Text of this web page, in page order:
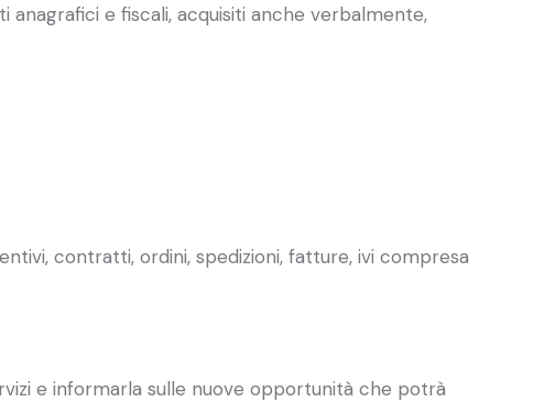
anagrafici e fiscali, acquisiti anche verbalmente,
contratti, ordini, spedizioni, fatture, ivi compresa
e informarla sulle nuove opportunità che potrà